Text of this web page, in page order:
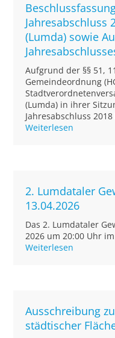
Jahresabschluss
(Lumda) sowie
Aufgrund der §§ 51,
Gemeindeordnung
(Lumda) in ihrer
Jahresabschluss
Weiterlesen
2. Lumdataler
13.04.2026
Das 2. Lumdataler
2026 um 20:00 Uhr
Weiterlesen
Ausschreibung
städtischer